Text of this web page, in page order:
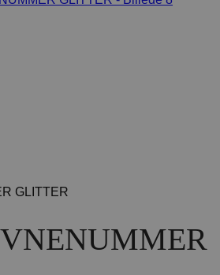
GLITTER